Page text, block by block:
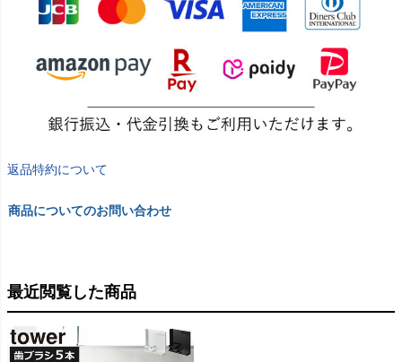
返品特約について
商品についてのお問い合わせ
最近閲覧した商品